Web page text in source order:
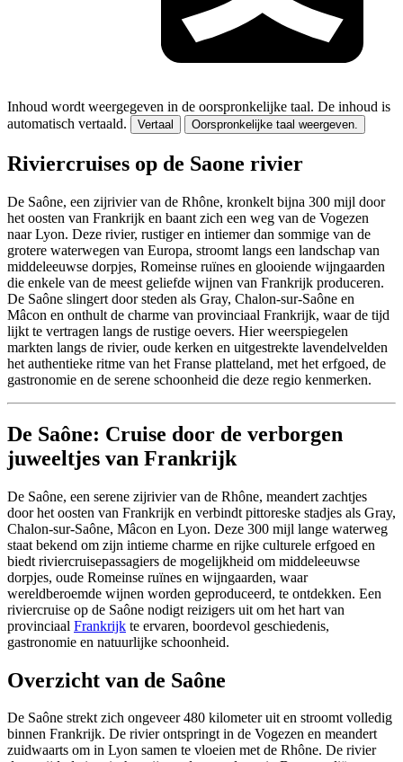
Inhoud wordt weergegeven in de oorspronkelijke taal. De inhoud is
automatisch vertaald.
Vertaal Oorspronkelijke taal weergeven.
Riviercruises op de Saone rivier
De Saône, een zijrivier van de Rhône, kronkelt bijna 300 mijl door
het oosten van Frankrijk en baant zich een weg van de Vogezen
naar Lyon. Deze rivier, rustiger en intiemer dan sommige van de
grotere waterwegen van Europa, stroomt langs een landschap van
middeleeuwse dorpjes, Romeinse ruïnes en glooiende wijngaarden
die enkele van de meest geliefde wijnen van Frankrijk produceren.
De Saône slingert door steden als Gray, Chalon-sur-Saône en
Mâcon en onthult de charme van provinciaal Frankrijk, waar de tijd
lijkt te vertragen langs de rustige oevers. Hier weerspiegelen
markten langs de rivier, oude kerken en uitgestrekte lavendelvelden
het authentieke ritme van het Franse platteland, met het erfgoed, de
gastronomie en de serene schoonheid die deze regio kenmerken.
De Saône: Cruise door de verborgen
juweeltjes van Frankrijk
De Saône, een serene zijrivier van de Rhône, meandert zachtjes
door het oosten van Frankrijk en verbindt pittoreske stadjes als Gray,
Chalon-sur-Saône, Mâcon en Lyon. Deze 300 mijl lange waterweg
staat bekend om zijn intieme charme en rijke culturele erfgoed en
biedt riviercruisepassagiers de mogelijkheid om middeleeuwse
dorpjes, oude Romeinse ruïnes en wijngaarden, waar
wereldberoemde wijnen worden geproduceerd, te ontdekken. Een
riviercruise op de Saône nodigt reizigers uit om het hart van
provinciaal Frankrijk te ervaren, boordevol geschiedenis,
gastronomie en natuurlijke schoonheid.
Overzicht van de Saône
De Saône strekt zich ongeveer 480 kilometer uit en stroomt volledig
binnen Frankrijk. De rivier ontspringt in de Vogezen en meandert
zuidwaarts om in Lyon samen te vloeien met de Rhône. De rivier